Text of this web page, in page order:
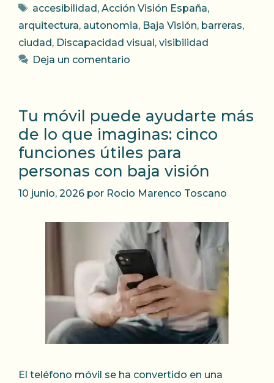
Etiquetas
accesibilidad , Acción Visión España,
arquitectura, autonomia, Baja Visión, barreras,
ciudad , Discapacidad visual , visibilidad
Deja un comentario
Tu móvil puede ayudarte más
de lo que imaginas: cinco
funciones útiles para
personas con baja visión
10 junio, 2026 por Rocio Marenco Toscano
El teléfono móvil se ha convertido en una